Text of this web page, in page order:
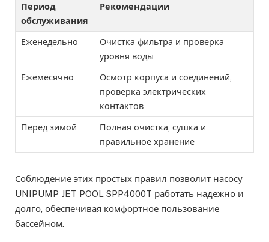
Период
обслуживания
Рекомендации
Еженедельно
Очистка фильтра и проверка
уровня воды
Ежемесячно
Осмотр корпуса и соединений,
проверка электрических
контактов
Перед зимой
Полная очистка, сушка и
правильное хранение
Соблюдение этих простых правил позволит насосу
UNIPUMP JET POOL SPP4000T работать надежно и
долго, обеспечивая комфортное пользование
бассейном.